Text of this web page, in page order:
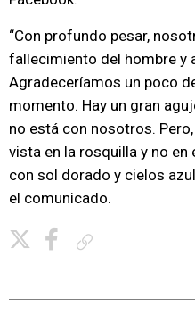
“Con profundo pesar,
fallecimiento del hombre y
Agradeceríamos un poco
momento. Hay un gran
no está con nosotros.
vista en la rosquilla y no
con sol dorado y cielos
el comunicado.